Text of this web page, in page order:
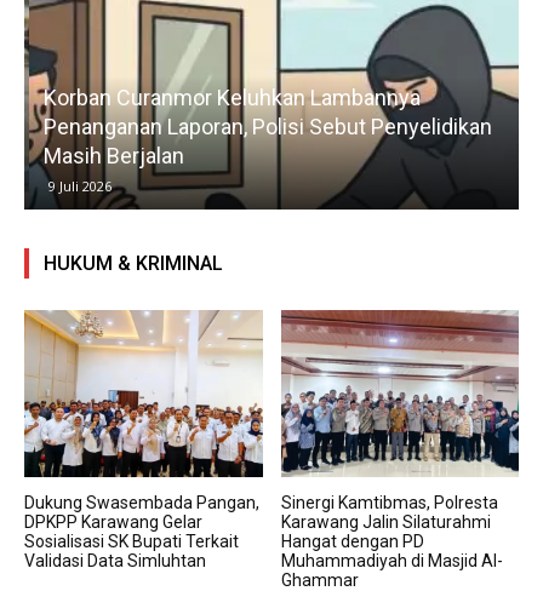
Korban Curanmor Keluhkan Lambannya
Penanganan Laporan, Polisi Sebut Penyelidikan
Masih Berjalan
9 Juli 2026
HUKUM & KRIMINAL
Dukung Swasembada Pangan,
DPKPP Karawang Gelar
Sosialisasi SK Bupati Terkait
Validasi Data Simluhtan
Sinergi Kamtibmas, Polresta
Karawang Jalin Silaturahmi
Hangat dengan PD
Muhammadiyah di Masjid Al-
Ghammar